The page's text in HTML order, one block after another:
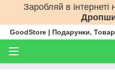
Заробляй в інтернеті
GoodStore | Подарунки,